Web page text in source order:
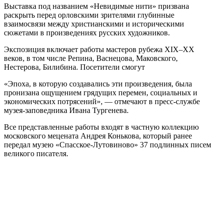
Выставка под названием «Невидимые нити» призвана
раскрыть перед орловскими зрителями глубинные
взаимосвязи между христианскими и историческими
сюжетами в произведениях русских художников.
Экспозиция включает работы мастеров рубежа XIX–XX
веков, в том числе Репина, Васнецова, Маковского,
Нестерова, Билибина. Посетители смогут
«Эпоха, в которую создавались эти произведения, была
пронизана ощущением грядущих перемен, социальных и
экономических потрясений», — отмечают в пресс-службе
музея-заповедника Ивана Тургенева.
Все представленные работы входят в частную коллекцию
московского мецената Андрея Конькова, который ранее
передал музею «Спасское-Лутовиново» 37 подлинных писем
великого писателя.